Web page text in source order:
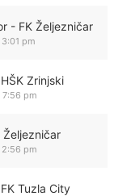
- FK Željezničar
pm
Zrinjski
7:56 pm
Željezničar
pm
Tuzla City